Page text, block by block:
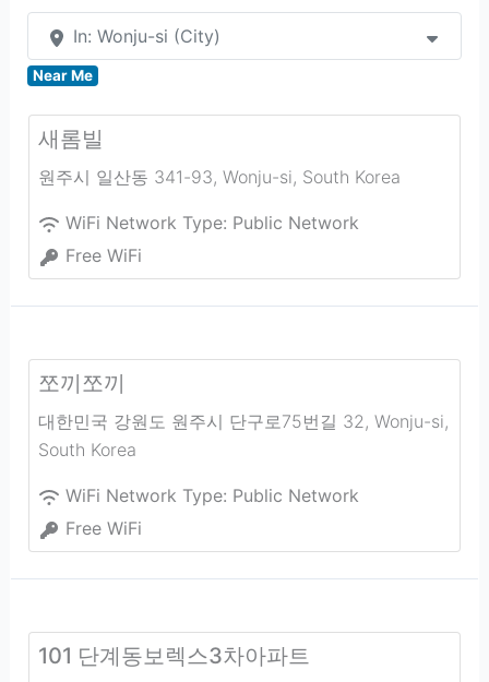
In: Wonju-si (City)
Near Me
새롬빌
원주시 일산동 341-93, Wonju-si, South Korea
WiFi Network Type: Public Network
Free WiFi
쪼끼쪼끼
대한민국 강원도 원주시 단구로75번길 32, Wonju-si,
South Korea
WiFi Network Type: Public Network
Free WiFi
101 단계동보렉스3차아파트